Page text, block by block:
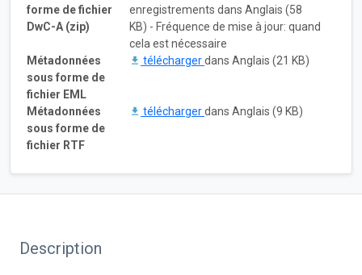
forme de fichier
DwC-A (zip)
enregistrements dans Anglais (58
KB) - Fréquence de mise à jour: quand
cela est nécessaire
Métadonnées
sous forme de
fichier EML
téléchargerdans Anglais (21 KB)
Métadonnées
sous forme de
fichier RTF
téléchargerdans Anglais (9 KB)
Description